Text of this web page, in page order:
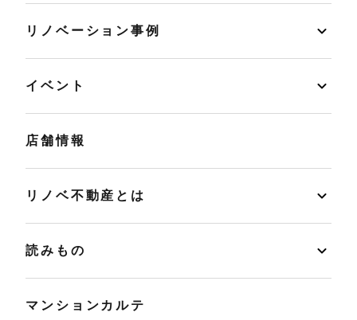
リノベーション事例
イベント
店舗情報
リノベ不動産とは
読みもの
マンションカルテ